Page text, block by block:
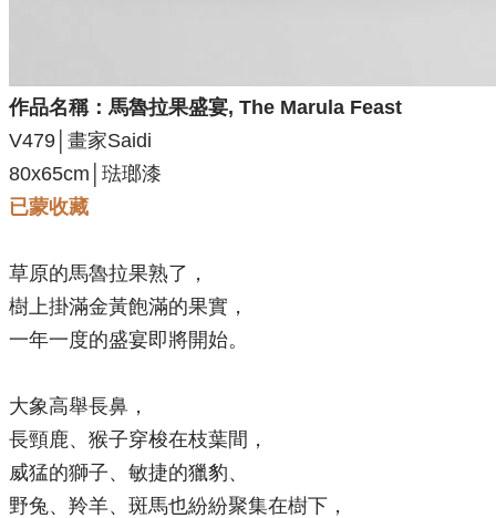
作品名稱： 馬魯拉果盛宴, The Marula Feast
V479│畫家Saidi
80x65cm│琺瑯漆
已蒙收藏
草原的馬魯拉果熟了，
樹上掛滿金黃飽滿的果實，
一年一度的盛宴即將開始。
大象高舉長鼻，
長頸鹿、猴子穿梭在枝葉間，
威猛的獅子、敏捷的獵豹、
野兔、羚羊、斑馬也紛紛聚集在樹下，